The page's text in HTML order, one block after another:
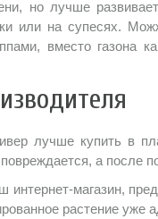
но лучше
или на супесях.
вместо газона
лучше купить в
а после
интернет-магазин,
растение